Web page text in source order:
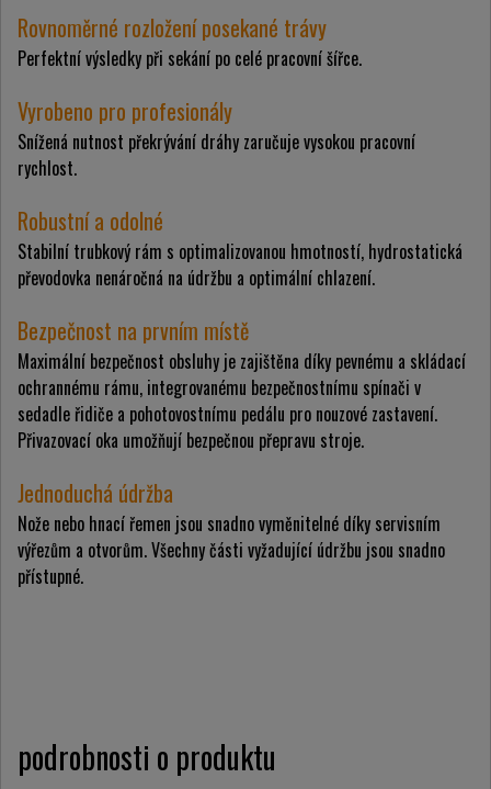
Rovnoměrné rozložení posekané trávy
Perfektní výsledky při sekání po celé pracovní šířce.
Vyrobeno pro profesionály
Snížená nutnost překrývání dráhy zaručuje vysokou pracovní
rychlost.
Robustní a odolné
Stabilní trubkový rám s optimalizovanou hmotností, hydrostatická
převodovka nenáročná na údržbu a optimální chlazení.
Bezpečnost na prvním místě
Maximální bezpečnost obsluhy je zajištěna díky pevnému a skládací
ochrannému rámu, integrovanému bezpečnostnímu spínači v
sedadle řidiče a pohotovostnímu pedálu pro nouzové zastavení.
Přivazovací oka umožňují bezpečnou přepravu stroje.
Jednoduchá údržba
Nože nebo hnací řemen jsou snadno vyměnitelné díky servisním
výřezům a otvorům. Všechny části vyžadující údržbu jsou snadno
přístupné.
podrobnosti o produktu